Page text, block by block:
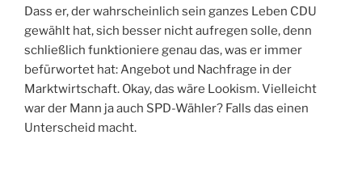
Dass er, der wahrscheinlich sein ganzes Leben CDU
gewählt hat, sich besser nicht aufregen solle, denn
schließlich funktioniere genau das, was er immer
befürwortet hat: Angebot und Nachfrage in der
Marktwirtschaft. Okay, das wäre Lookism. Vielleicht
war der Mann ja auch SPD-Wähler? Falls das einen
Unterscheid macht.